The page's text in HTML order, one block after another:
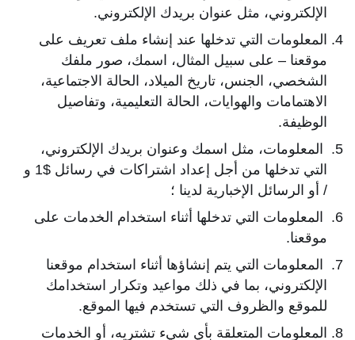
الإلكتروني، مثل عنوان بريدك الإلكتروني.
المعلومات التي تدخلها عند إنشاء ملف تعريف على
موقعنا – على سبيل المثال، اسمك، صور ملفك
الشخصي، الجنس، تاريخ الميلاد، الحالة الاجتماعية،
الاهتمامات والهوايات، الحالة التعليمية، وتفاصيل
الوظيفة.
المعلومات، مثل اسمك وعنوان بريدك الإلكتروني،
التي تدخلها من أجل إعداد اشتراكات في رسائل $1 و
/ أو الرسائل الإخبارية لدينا ؛
المعلومات التي تدخلها أثناء استخدام الخدمات على
موقعنا.
المعلومات التي يتم إنشاؤها أثناء استخدام موقعنا
الإلكتروني، بما في ذلك مواعيد وتكرار استخدامك
للموقع والظروف التي تستخدم فيها الموقع.
المعلومات المتعلقة بأي شيء تشتريه، أو الخدمات